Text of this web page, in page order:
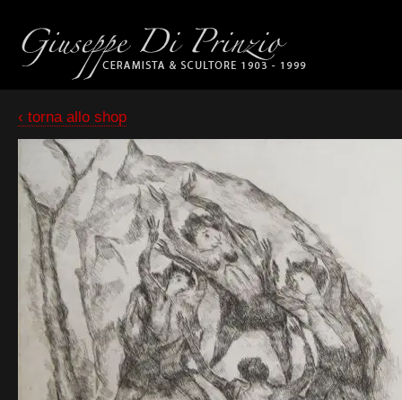
‹ torna allo shop